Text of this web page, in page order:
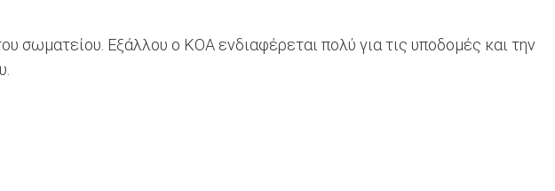
σωματείου. Εξάλλου ο ΚΟΑ ενδιαφέρεται πολύ για τις υποδομές και την